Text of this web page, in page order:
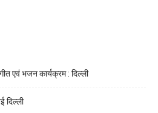
एवं भजन कार्यक्रम : दिल्ली
दिल्ली